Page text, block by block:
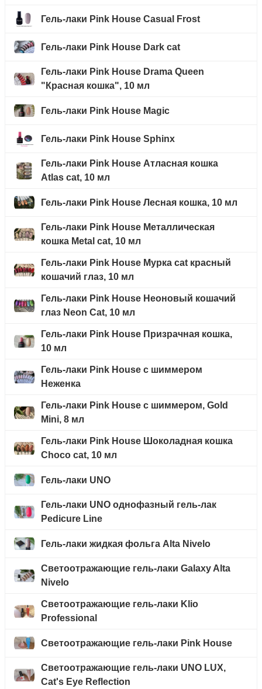
Гель-лаки Pink House Casual Frost
Гель-лаки Pink House Dark cat
Гель-лаки Pink House Drama Queen
"Красная кошка", 10 мл
Гель-лаки Pink House Magic
Гель-лаки Pink House Sphinx
Гель-лаки Pink House Атласная кошка
Atlas cat, 10 мл
Гель-лаки Pink House Лесная кошка, 10 мл
Гель-лаки Pink House Металлическая
кошка Metal cat, 10 мл
Гель-лаки Pink House Мурка cat красный
кошачий глаз, 10 мл
Гель-лаки Pink House Неоновый кошачий
глаз Neon Cat, 10 мл
Гель-лаки Pink House Призрачная кошка,
10 мл
Гель-лаки Pink House с шиммером
Неженка
Гель-лаки Pink House с шиммером, Gold
Mini, 8 мл
Гель-лаки Pink House Шоколадная кошка
Choco cat, 10 мл
Гель-лаки UNO
Гель-лаки UNO однофазный гель-лак
Pedicure Line
Гель-лаки жидкая фольга Alta Nivelo
Светоотражающие гель-лаки Galaxy Alta
Nivelo
Светоотражающие гель-лаки Klio
Professional
Светоотражающие гель-лаки Pink House
Светоотражающие гель-лаки UNO LUX,
Cat's Eye Reflection